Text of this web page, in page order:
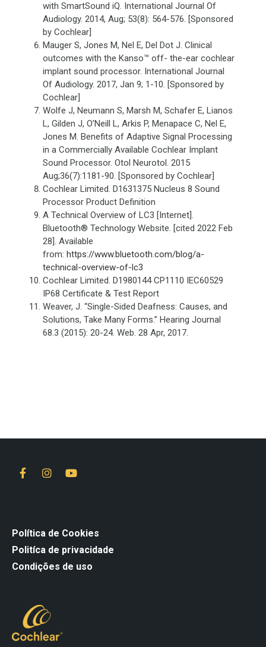
with SmartSound iQ. International Journal Of
Audiology. 2014, Aug; 53(8): 564-576. [Sponsored
by Cochlear]
Mauger S, Jones M, Nel E, Del Dot J. Clinical
outcomes with the Kanso™ off- the-ear cochlear
implant sound processor. International Journal
Of Audiology. 2017, Jan 9; 1-10. [Sponsored by
Cochlear]
Wolfe J, Neumann S, Marsh M, Schafer E, Lianos
L, Gilden J, O’Neill L, Arkis P, Menapace C, Nel E,
Jones M. Benefits of Adaptive Signal Processing
in a Commercially Available Cochlear Implant
Sound Processor. Otol Neurotol. 2015
Aug;36(7):1181-90. [Sponsored by Cochlear]
Cochlear Limited. D1631375 Nucleus 8 Sound
Processor Product Definition
A Technical Overview of LC3 [Internet].
Bluetooth® Technology Website. [cited 2022 Feb
28]. Available
from: https://www.bluetooth.com/blog/a-
technical-overview-of-lc3
Cochlear Limited. D1980144 CP1110 IEC60529
IP68 Certificate & Test Report
Weaver, J. “Single-Sided Deafness: Causes, and
Solutions, Take Many Forms.” Hearing Journal
68.3 (2015): 20-24. Web. 28 Apr, 2017.
Política de Cookies
Politíca de privacidade
Condições de uso